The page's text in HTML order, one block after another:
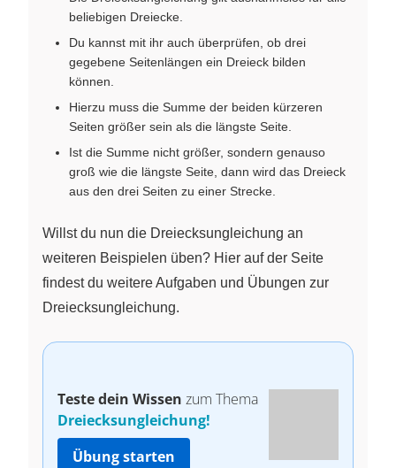
beliebigen Dreiecke.
Du kannst mit ihr auch überprüfen, ob drei
gegebene Seitenlängen ein Dreieck bilden
können.
Hierzu muss die Summe der beiden kürzeren
Seiten größer sein als die längste Seite.
Ist die Summe nicht größer, sondern genauso
groß wie die längste Seite, dann wird das Dreieck
aus den drei Seiten zu einer Strecke.
Willst du nun die Dreiecksungleichung an
weiteren Beispielen üben? Hier auf der Seite
findest du weitere Aufgaben und Übungen zur
Dreiecksungleichung.
Teste dein Wissen zum Thema
Dreiecksungleichung!
Übung starten